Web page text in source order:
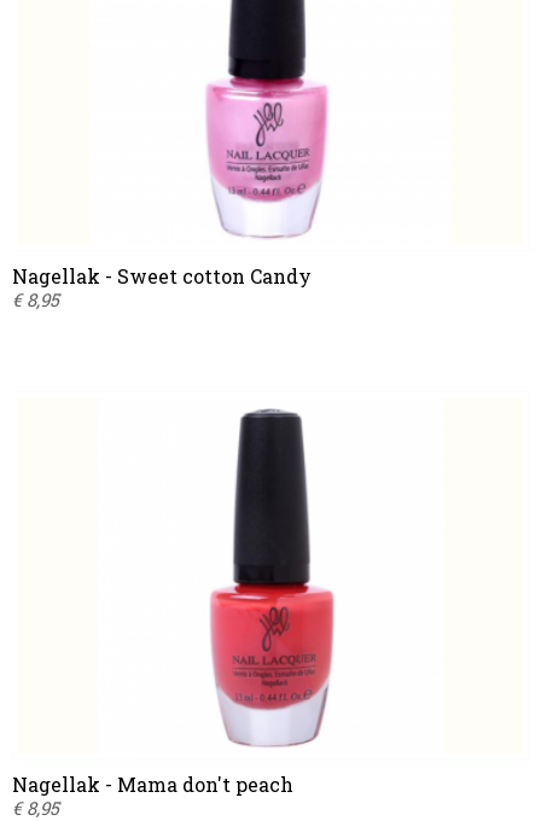
Nagellak - Sweet cotton Candy
€ 8,95
Nagellak - Mama don't peach
€ 8,95